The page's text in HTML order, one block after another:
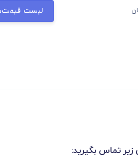
لیست
زیر تماس بگیرید: